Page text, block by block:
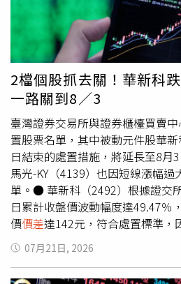
置標準。●光頡（3624）自22日
4日。櫃買中心表示，光頡最近6
34.18%，當日週轉率達6.9%，
（6173）自22日起續採20分鐘分
30日，因最近6個營業日累積跌幅
長至8月4日。●點晶（3288）自
櫃買中心表示，點晶最近6個營業
日成交量較近60個營業日日均成
入處置。●德微（3675）自22日
買中心指出，德微最近6個營業日
6個營業日起迄兩個營業日價差達
置。
2檔個股抓去關！華新科
一路關到8／3
臺灣證券交易所與證券櫃檯買賣
置股票名單，其中被動元件股華
日結束的處置措施，將延長至8月
馬光-KY（4139）也因短線漲幅過
單。● 華新科（2492）根據證交
日累計收盤價波動幅度達49.47％
價價差達142元，符合處置標準，
分盤撮合交易。此次處置期間自7
● 馬光-KY（4139）馬光-KY因近
上漲42.89％，符合處置標準，自
07月21日, 2026